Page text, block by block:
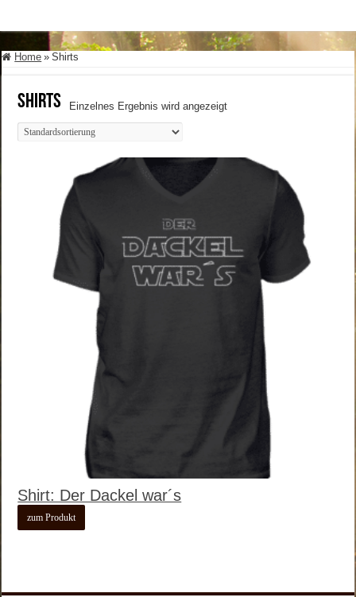
Home » Shirts
Shirts Einzelnes Ergebnis wird angezeigt
Shirt: Der Dackel war´s
zum Produkt